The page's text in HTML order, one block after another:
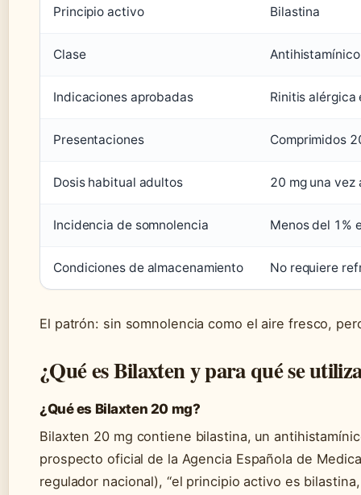
Principio activo Bilastina
Clase
Indicaciones aprobadas Rinitis
Presentaciones Comprimidos
Dosis habitual adultos 20 mg una vez
Incidencia de somnolencia Menos del 1%
Condiciones de almacenamiento No requiere
El patrón: sin somnolencia como el aire fresco,
¿Qué es Bilaxten y para qué se
¿Qué es Bilaxten 20 mg?
Bilaxten 20 mg contiene bilastina, un
prospecto oficial de la Agencia Española de
regulador nacional), “el principio activo es